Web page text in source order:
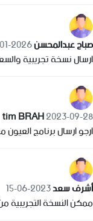
صباح عبدالمحسن2026-01-12
ارسال نسخة تجريبية
tim BRAH2023-09-28
ارجو ارسال برنامج العيون
أشرف سعد2023-06-15
ممكن النسخة التجريبية